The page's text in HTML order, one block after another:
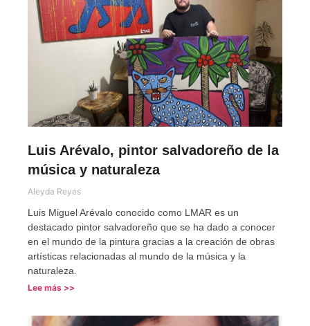
Luis Arévalo, pintor salvadoreño de la
música y naturaleza
Aleyda Reyes
Luis Miguel Arévalo conocido como LMAR es un
destacado pintor salvadoreño que se ha dado a conocer
en el mundo de la pintura gracias a la creación de obras
artísticas relacionadas al mundo de la música y la
naturaleza.
Lee más >>